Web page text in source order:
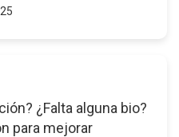
¿Falta alguna bio?
para mejorar